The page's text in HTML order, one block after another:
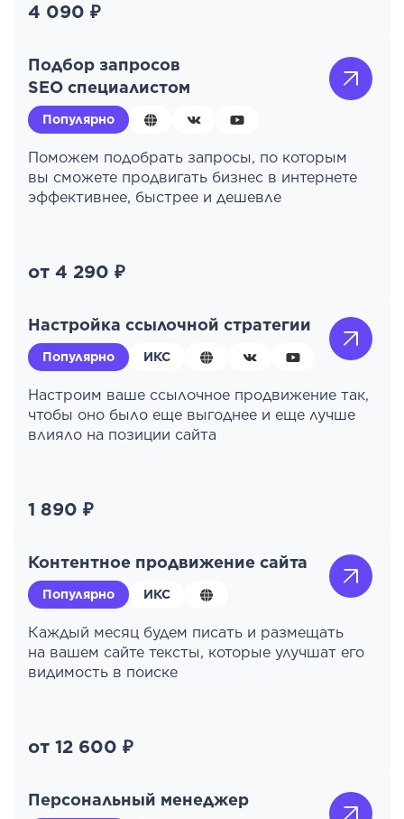
4 090 ₽
Подбор запросов
SEO специалистом
Популярно
Поможем подобрать запросы, по которым
вы сможете продвигать бизнес в интернете
эффективнее, быстрее и дешевле
от 4 290 ₽
Настройка ссылочной стратегии
Популярно ИКС
Настроим ваше ссылочное продвижение так,
чтобы оно было еще выгоднее и еще лучше
влияло на позиции сайта
1 890 ₽
Контентное продвижение сайта
Популярно ИКС
Каждый месяц будем писать и размещать
на вашем сайте тексты, которые улучшат его
видимость в поиске
от 12 600 ₽
Персональный менеджер